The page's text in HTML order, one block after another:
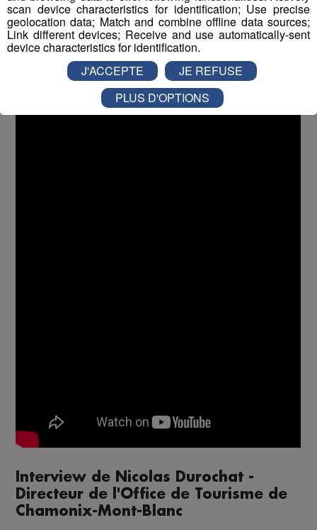
Interview de Corinne Raboutet -
Présidente du Club des Sports de
Chamonix
Interview de Nicolas Durochat -
Directeur de l'Office de Tourisme de
Chamonix-Mont-Blanc
scan device characteristics for identification; Use precise
geolocation data; Match and combine offline data sources;
Link different devices; Receive and use automatically-sent
device characteristics for identification.
J'ACCEPTE
JE REFUSE
PLUS D'OPTIONS